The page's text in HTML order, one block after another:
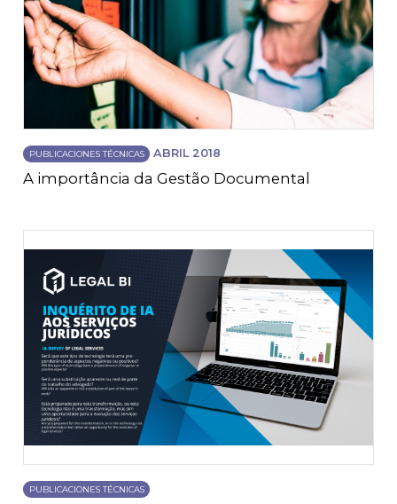
PUBLICACIONES TÉCNICAS ABRIL 2018
A importância da Gestão Documental
PUBLICACIONES TÉCNICAS